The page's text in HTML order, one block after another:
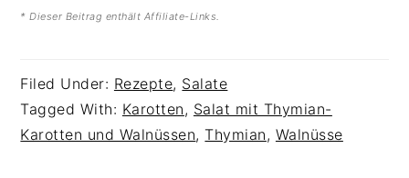
* Dieser Beitrag enthält Affiliate-Links.
Filed Under: Rezepte, Salate
Tagged With: Karotten , Salat mit Thymian-
Karotten und Walnüssen,Thymian , Walnüsse